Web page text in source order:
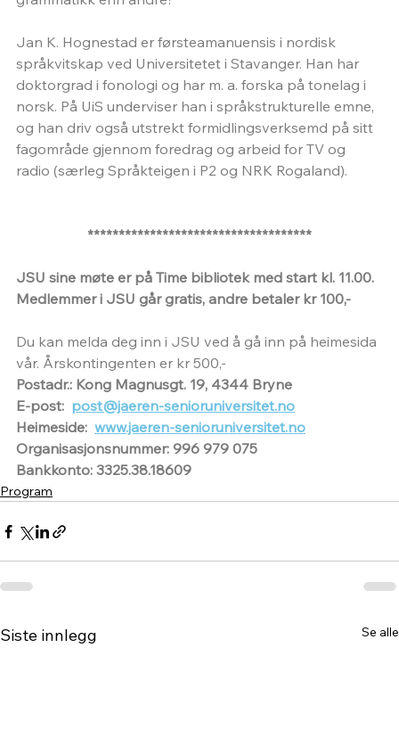
Jan K. Hognestad er førsteamanuensis i nordisk
språkvitskap ved Universitetet i Stavanger. Han har
doktorgrad i fonologi og har m. a. forska på tonelag i
norsk. På UiS underviser han i språkstrukturelle emne,
og han driv også utstrekt formidlingsverksemd på sitt
fagområde gjennom foredrag og arbeid for TV og
radio (særleg Språkteigen i P2 og NRK Rogaland).
************************************
JSU sine møte er på Time bibliotek med start kl. 11.00.
Medlemmer i JSU går gratis, andre betaler kr 100,-
Du kan melda deg inn i JSU ved å gå inn på heimesida
vår. Årskontingenten er kr 500,-
Postadr.: Kong Magnusgt. 19, 4344 Bryne
E-post: post@jaeren-senioruniversitet.no
Heimeside: www.jaeren-senioruniversitet.no
Organisasjonsnummer: 996 979 075
Bankkonto: 3325.38.18609
Program
Siste innlegg Se alle